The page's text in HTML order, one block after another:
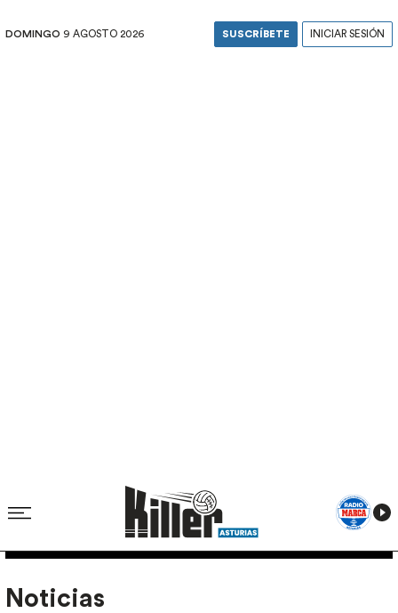
DOMINGO 9 AGOSTO 2026 SUSCRÍBETE INICIAR SESIÓN
Noticias